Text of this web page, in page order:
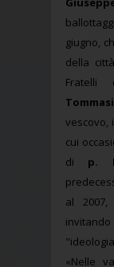
giugno,
della città
Tommasi
vescovo,
cui
di p.
al
«Nelle